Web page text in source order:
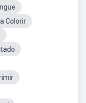
Colorir